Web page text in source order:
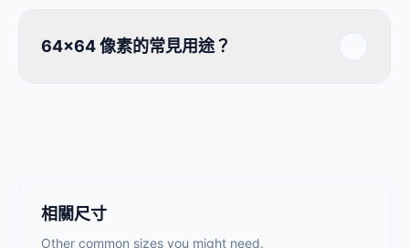
64×64 像素的常見用途？
相關尺寸
Other common sizes you might need.